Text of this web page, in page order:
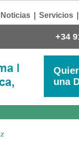
Servicios
Noticias
+34
una
Z